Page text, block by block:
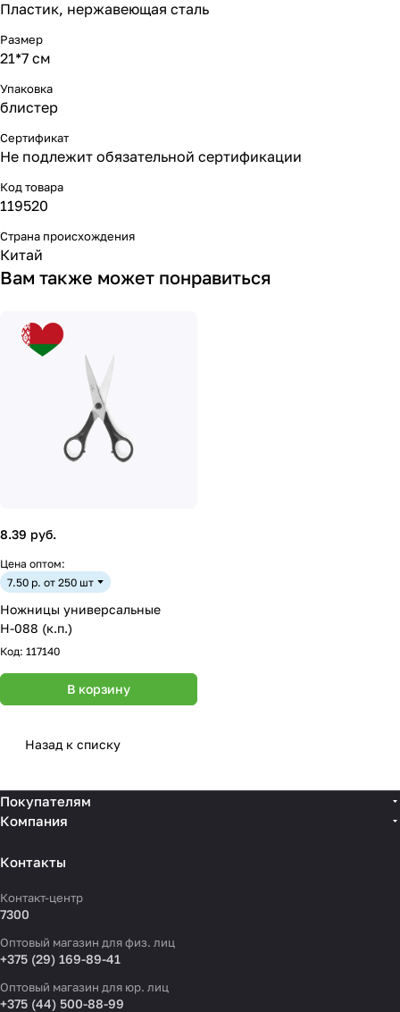
Пластик, нержавеющая сталь
Размер
21*7 см
Упаковка
блистер
Сертификат
Не подлежит обязательной сертификации
Код товара
119520
Страна происхождения
Китай
Вам также может понравиться
8.39 руб.
Цена оптом:
7.50 р. от 250 шт
Ножницы универсальные
Н-088 (к.п.)
Код: 117140
В корзину
Назад к списку
Покупателям
Компания
Контакты
Контакт-центр
7300
Оптовый магазин для физ. лиц
+375 (29) 169-89-41
Оптовый магазин для юр. лиц
+375 (44) 500-88-99